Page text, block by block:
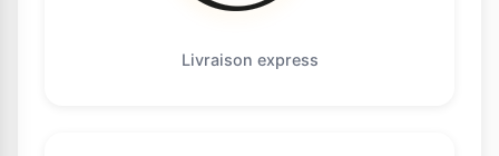
Livraison express